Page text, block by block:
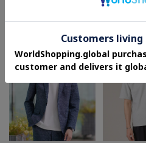
セールアイテム